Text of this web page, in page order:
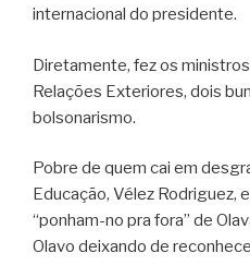
internacional do presidente.
Diretamente, fez os
Relações Exteriores, dois
bolsonarismo.
Pobre de quem cai em
Educação, Vélez Rodriguez,
“ponham-no pra fora” de
Olavo deixando de